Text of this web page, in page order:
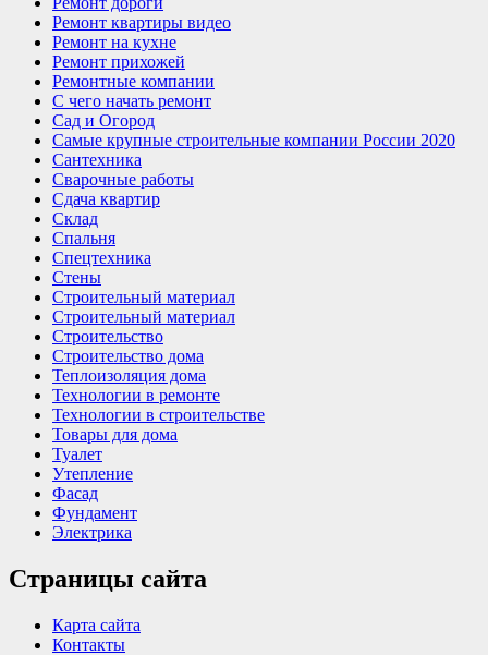
Ремонт квартиры видео
Ремонт на кухне
Ремонт прихожей
Ремонтные компании
С чего начать ремонт
Сад и Огород
Самые крупные строительные компании России 2020
Сантехника
Сварочные работы
Сдача квартир
Склад
Спальня
Спецтехника
Стены
Строительный материал
Строительный материал
Строительство
Строительство дома
Теплоизоляция дома
Технологии в ремонте
Технологии в строительстве
Товары для дома
Туалет
Утепление
Фасад
Фундамент
Электрика
Страницы сайта
Карта сайта
Контакты